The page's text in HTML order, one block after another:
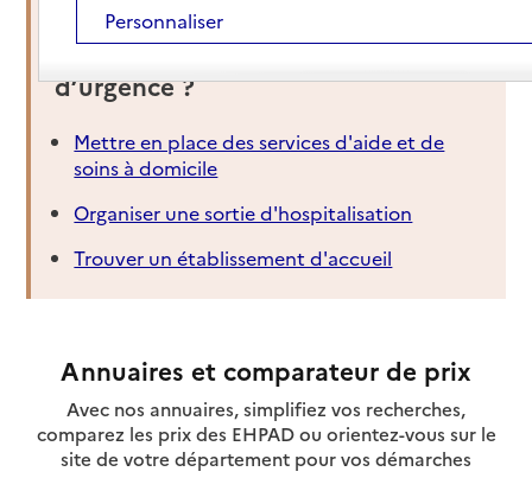
d’urgence ?
Mettre en place des services d'aide et de
soins à domicile
Organiser une sortie d'hospitalisation
Trouver un établissement d'accueil
Annuaires et comparateur de prix
Avec nos annuaires, simplifiez vos recherches,
comparez les prix des EHPAD ou orientez-vous sur le
site de votre département pour vos démarches
Personnaliser